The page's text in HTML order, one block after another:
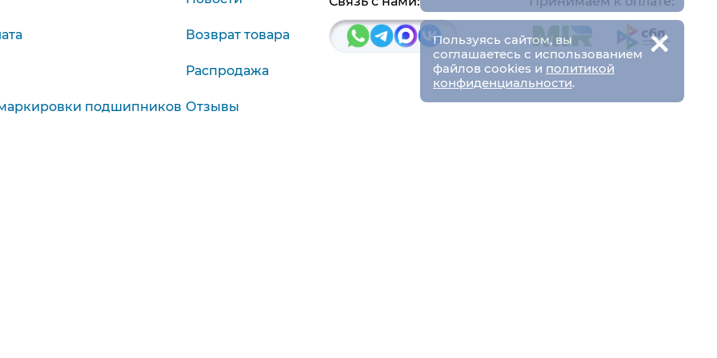
подшипников
Возврат товара
Распродажа
Отзывы
Пользуясь сайтом, вы
соглашаетесь с использованием
файлов cookies и политикой
конфиденциальности.
×